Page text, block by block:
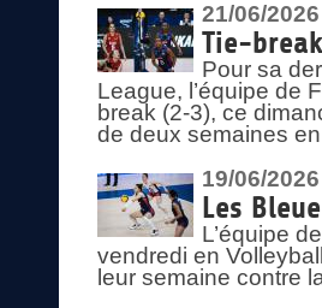
21/06/2026
Tie-
Pour sa
League, l’équipe de
break (2-3), ce
de deux semaines
19/06/2026
Les
L’équipe
vendredi en
leur semaine contre